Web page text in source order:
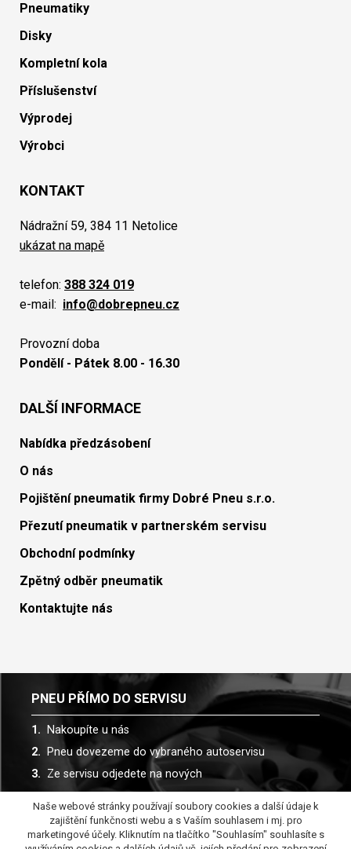
Pneumatiky
Disky
Kompletní kola
Příslušenství
Výprodej
Výrobci
KONTAKT
Nádražní 59, 384 11 Netolice
ukázat na mapě
telefon: 388 324 019
e-mail: info@dobrepneu.cz
Provozní doba
Pondělí - Pátek 8.00 - 16.30
DALŠÍ INFORMACE
Nabídka předzásobení
O nás
Pojištění pneumatik firmy Dobré Pneu s.r.o.
Přezutí pneumatik v partnerském servisu
Obchodní podmínky
Zpětný odběr pneumatik
Kontaktujte nás
PNEU PŘÍMO DO SERVISU
Nakoupíte u nás
Pneu dovezeme do vybraného autoservisu
Ze servisu odjedete na nových
Spolupracujeme s více než 30 autoservisy
Naše webové stránky používají soubory cookies a další údaje k
zajištění funkčnosti webu a s Vaším souhlasem i mj. pro
marketingové účely. Kliknutím na tlačítko "Souhlasím" souhlasíte s